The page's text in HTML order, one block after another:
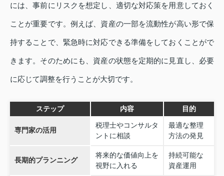
には、事前にリスクを想定し、適切な対応策を用意しておく
ことが重要です。例えば、資産の一部を流動性が高い形で保
持することで、緊急時に対応できる準備をしておくことがで
きます。そのためにも、資産の状態を定期的に見直し、必要
に応じて調整を行うことが大切です。
ステップ 内容 目的
専門家の活用
税理士やコンサルタ
ントに相談
最適な整理
方法の発見
長期的プランニング
将来的な価値向上を
視野に入れる
持続可能な
資産運用